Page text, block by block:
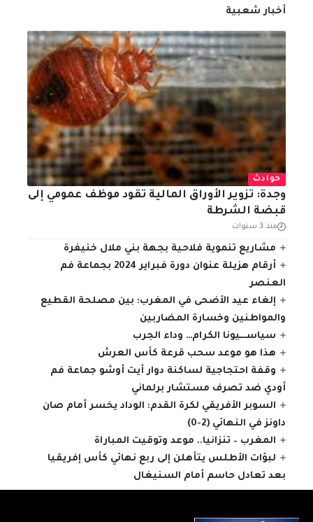
أخبار شعبية
حوادث
وجدة: تزوير الأوراق المالية تقود موظف عمومي إلى
قبضة الشرطة
منذ 3 سنوات
مشاريع تنموية فلاحية بجهة بني ملال خنيفرة
أرقام هزيلة عنوان دورة فبراير 2024 بجماعة فم
العنصر
إلغاء عيد الأضحى في المغرب: بين مصلحة القطيع
والمواطنين وخسارة المضاربين
سياســـيونا الكرام… وداء الجرب
هذا هو موعد سحب قرعة كأس العرش
وقفة احتجاجية لساكنة دوار أيت أوشو جماعة فم
أودي ضد تصرف مستشار برلماني
السوبر الأفريقي لكرة القدم: الوداد يخسر أمام صان
داونز في النهائي (2-0)
المغرب – تنزانيا.. موعد وتوقيت المباراة
لبؤات الأطلس يتأهلن إلى ربع نهائي كأس إفريقيا
بعد تعادل حاسم أمام السنيغال